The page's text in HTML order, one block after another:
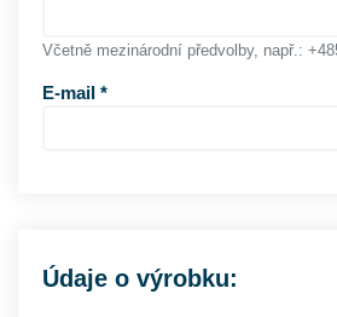
Včetně mezinárodní předvolby, např.:
E-mail *
Údaje o výrobku: